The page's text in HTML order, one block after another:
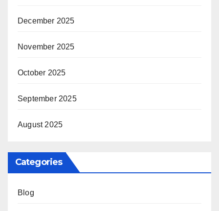
December 2025
November 2025
October 2025
September 2025
August 2025
Categories
Blog